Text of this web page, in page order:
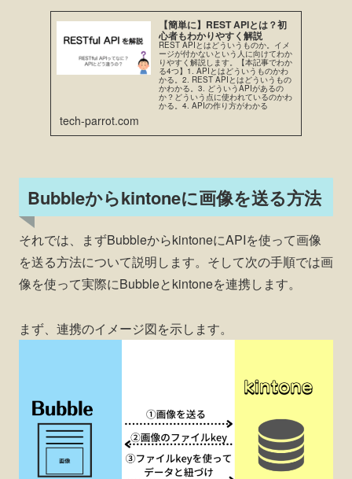
【簡単に】REST APIとは？初
心者もわかりやすく解説
REST APIとはどういうものか。イメ
ージが付かないという人に向けてわか
りやすく解説します。【本記事でわか
る4つ】1. APIとはどういうものかわ
かる。2. REST APIとはどういうもの
かわかる。3. どういうAPIがあるの
か？どういう点に使われているのかわ
かる。4. APIの作り方がわかる
tech-parrot.com
Bubbleからkintoneに画像を送る方法
それでは、まずBubbleからkintoneにAPIを使って画像
を送る方法について説明します。そして次の手順では画
像を使って実際にBubbleとkintoneを連携します。
まず、連携のイメージ図を示します。